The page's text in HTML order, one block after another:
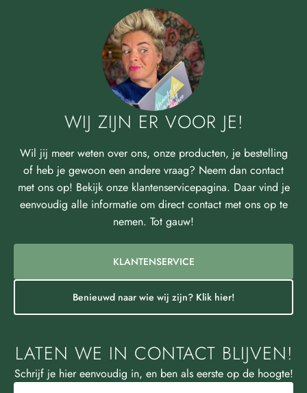
WIJ ZIJN ER VOOR JE!
Wil jij meer weten over ons, onze producten, je bestelling
of heb je gewoon een andere vraag? Neem dan contact
met ons op! Bekijk onze klantenservicepagina. Daar vind je
eenvoudig alle informatie om direct contact met ons op te
nemen. Tot gauw!
KLANTENSERVICE
Benieuwd naar wie wij zijn? Klik hier!
LATEN WE IN CONTACT BLIJVEN!
Schrijf je hier eenvoudig in, en ben als eerste op de hoogte!